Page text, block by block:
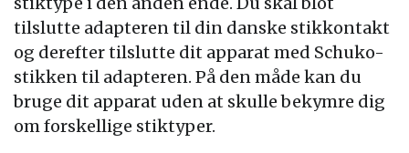
tilslutte adapteren til din danske stikkontakt
og derefter tilslutte dit apparat med Schuko-
stikken til adapteren. På den måde kan du
bruge dit apparat uden at skulle bekymre dig
om forskellige stiktyper.